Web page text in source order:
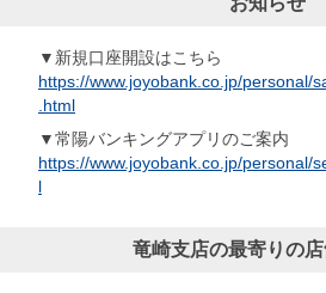
▼新規口座開設はこちら
https://www.joyobank.co.jp/personal/
.html
▼常陽バンキングアプリのご案内
https://www.joyobank.co.jp/personal/
l
竜崎支店の最寄りの